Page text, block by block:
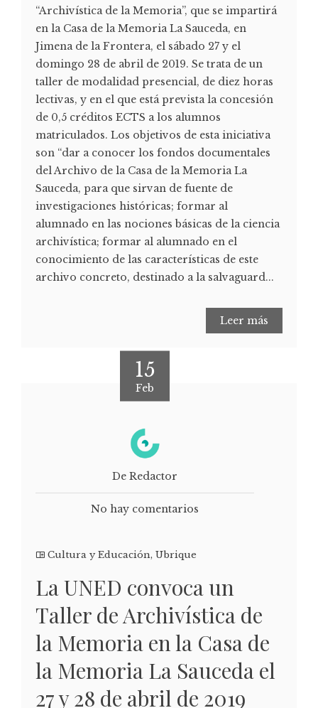
“Archivística de la Memoria”, que se impartirá
en la Casa de la Memoria La Sauceda, en
Jimena de la Frontera, el sábado 27 y el
domingo 28 de abril de 2019. Se trata de un
taller de modalidad presencial, de diez horas
lectivas, y en el que está prevista la concesión
de 0,5 créditos ECTS a los alumnos
matriculados. Los objetivos de esta iniciativa
son “dar a conocer los fondos documentales
del Archivo de la Casa de la Memoria La
Sauceda, para que sirvan de fuente de
investigaciones históricas; formar al
alumnado en las nociones básicas de la ciencia
archivística; formar al alumnado en el
conocimiento de las características de este
archivo concreto, destinado a la salvaguard...
Leer más
15
Feb
De Redactor
No hay comentarios
Cultura y Educación, Ubrique
La UNED convoca un
Taller de Archivística de
la Memoria en la Casa de
la Memoria La Sauceda el
27 y 28 de abril de 2019